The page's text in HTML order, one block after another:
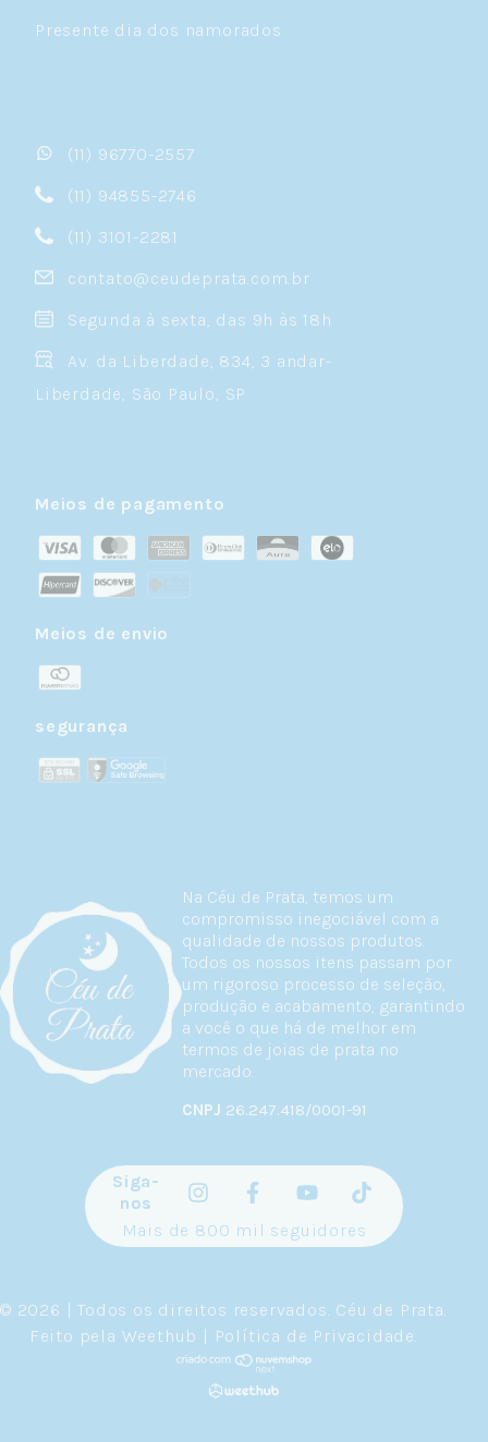
Na Céu de Prata, temos um
compromisso inegociável com a
qualidade de nossos produtos.
Todos os nossos itens passam por
um rigoroso processo de seleção,
produção e acabamento, garantindo
a você o que há de melhor em
termos de joias de prata no
mercado.
CNPJ 26.247.418/0001-91
Presente dia dos namorados
(11) 96770-2557
(11) 94855-2746
(11) 3101-2281
contato@ceudeprata.com.br
Segunda à sexta, das 9h às 18h
Av. da Liberdade, 834, 3 andar-
Liberdade, São Paulo, SP
Meios de pagamento
Meios de envio
segurança
Siga-
nos
Mais de 800 mil seguidores
© 2026 | Todos os direitos reservados. Céu de Prata.
Feito pela Weethub | Política de Privacidade.